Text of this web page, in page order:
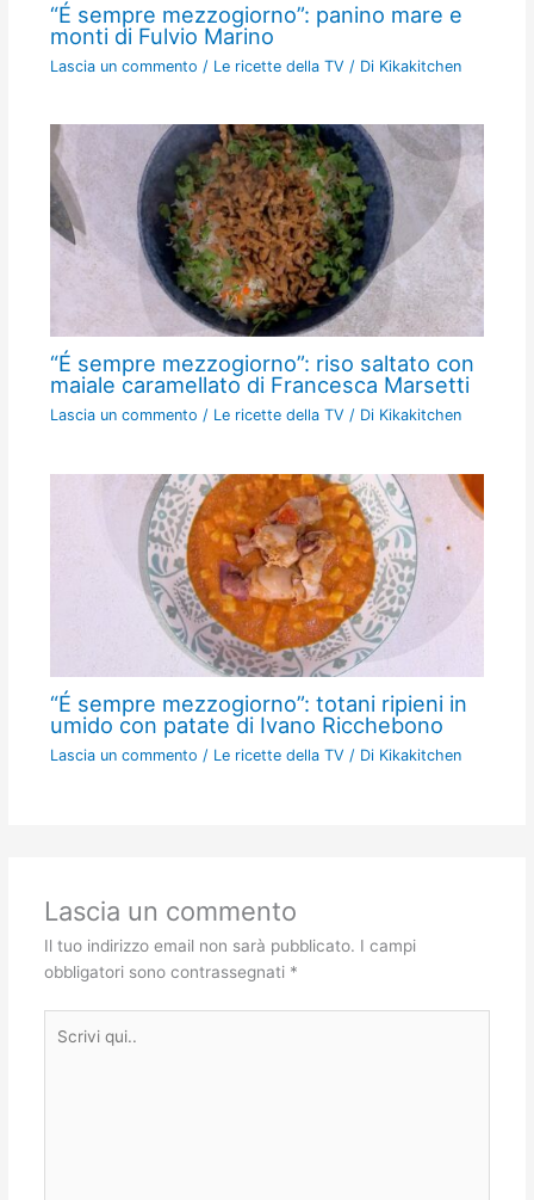
“É sempre mezzogiorno”: panino mare e
monti di Fulvio Marino
Lascia un commento / Le ricette della TV / Di Kikakitchen
“É sempre mezzogiorno”: riso saltato con
maiale caramellato di Francesca Marsetti
Lascia un commento / Le ricette della TV / Di Kikakitchen
“É sempre mezzogiorno”: totani ripieni in
umido con patate di Ivano Ricchebono
Lascia un commento / Le ricette della TV / Di Kikakitchen
Lascia un commento
Il tuo indirizzo email non sarà pubblicato. I campi
obbligatori sono contrassegnati *
qui..